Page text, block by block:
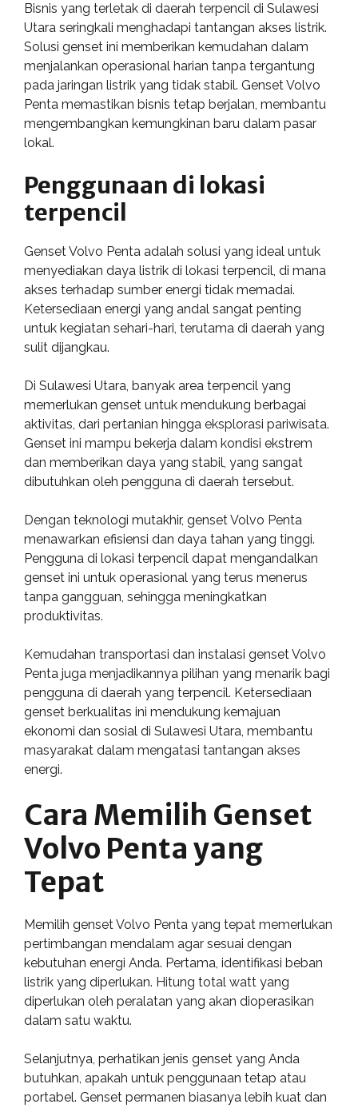
Bisnis yang terletak di daerah terpencil di Sulawesi
Utara seringkali menghadapi tantangan akses listrik.
Solusi genset ini memberikan kemudahan dalam
menjalankan operasional harian tanpa tergantung
pada jaringan listrik yang tidak stabil. Genset Volvo
Penta memastikan bisnis tetap berjalan, membantu
mengembangkan kemungkinan baru dalam pasar
lokal.
Penggunaan di lokasi
terpencil
Genset Volvo Penta adalah solusi yang ideal untuk
menyediakan daya listrik di lokasi terpencil, di mana
akses terhadap sumber energi tidak memadai.
Ketersediaan energi yang andal sangat penting
untuk kegiatan sehari-hari, terutama di daerah yang
sulit dijangkau.
Di Sulawesi Utara, banyak area terpencil yang
memerlukan genset untuk mendukung berbagai
aktivitas, dari pertanian hingga eksplorasi pariwisata.
Genset ini mampu bekerja dalam kondisi ekstrem
dan memberikan daya yang stabil, yang sangat
dibutuhkan oleh pengguna di daerah tersebut.
Dengan teknologi mutakhir, genset Volvo Penta
menawarkan efisiensi dan daya tahan yang tinggi.
Pengguna di lokasi terpencil dapat mengandalkan
genset ini untuk operasional yang terus menerus
tanpa gangguan, sehingga meningkatkan
produktivitas.
Kemudahan transportasi dan instalasi genset Volvo
Penta juga menjadikannya pilihan yang menarik bagi
pengguna di daerah yang terpencil. Ketersediaan
genset berkualitas ini mendukung kemajuan
ekonomi dan sosial di Sulawesi Utara, membantu
masyarakat dalam mengatasi tantangan akses
energi.
Cara Memilih Genset
Volvo Penta yang
Tepat
Memilih genset Volvo Penta yang tepat memerlukan
pertimbangan mendalam agar sesuai dengan
kebutuhan energi Anda. Pertama, identifikasi beban
listrik yang diperlukan. Hitung total watt yang
diperlukan oleh peralatan yang akan dioperasikan
dalam satu waktu.
Selanjutnya, perhatikan jenis genset yang Anda
butuhkan, apakah untuk penggunaan tetap atau
portabel. Genset permanen biasanya lebih kuat dan